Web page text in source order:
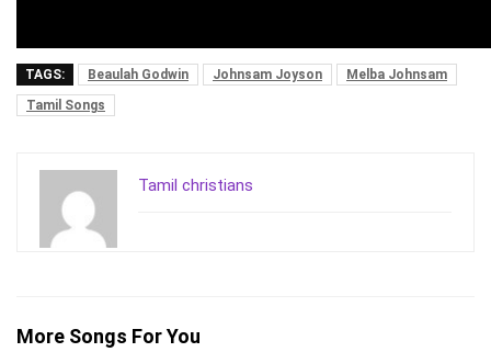
TAGS: Beaulah Godwin Johnsam Joyson
Melba Johnsam
Tamil Songs
Tamil christians
More Songs For You